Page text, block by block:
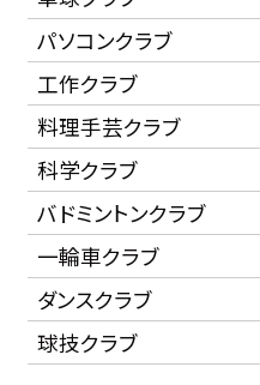
パソコンクラブ
工作クラブ
料理手芸クラブ
科学クラブ
バドミントンクラブ
一輪車クラブ
ダンスクラブ
球技クラブ